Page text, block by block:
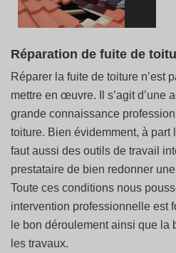
Réparation de fuite de
Réparer la fuite de toiture n’est
mettre en œuvre. Il s’agit d’une
grande connaissance
toiture. Bien évidemment, à part
faut aussi des outils de travail
prestataire de bien redonner
Toute ces conditions nous
intervention professionnelle est
le bon déroulement ainsi que la
les travaux.